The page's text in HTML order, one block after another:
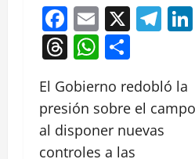
Facebook
Email
X
Threads
El Gobierno redobló la
presión sobre el campo
al disponer nuevas
controles a las